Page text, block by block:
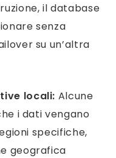
il database
senza
su un’altra
locali: Alcune
i dati vengano
specifiche,
geografica